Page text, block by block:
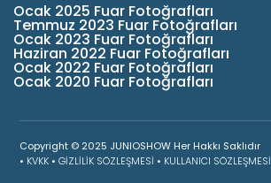
Ocak 2025 Fuar Fotoğrafları
Temmuz 2023 Fuar Fotoğrafları
Ocak 2023 Fuar Fotoğrafları
Haziran 2022 Fuar Fotoğrafları
Ocak 2022 Fuar Fotoğrafları
Ocak 2020 Fuar Fotoğrafları
Copyright © 2025 JUNIOSHOW Her Hakkı Saklıdır
• KVKK •GİZLİLİK SÖZLEŞMESİ • KULLANICI SÖZLEŞMESİ